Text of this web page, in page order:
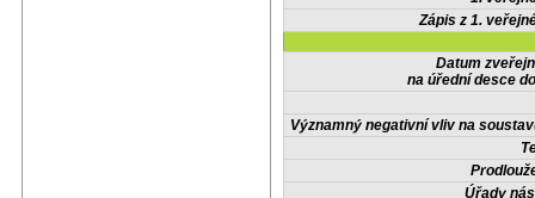
Zápis z 1.
Datum
na úřední desce
Významný negativní vliv na
Úřady